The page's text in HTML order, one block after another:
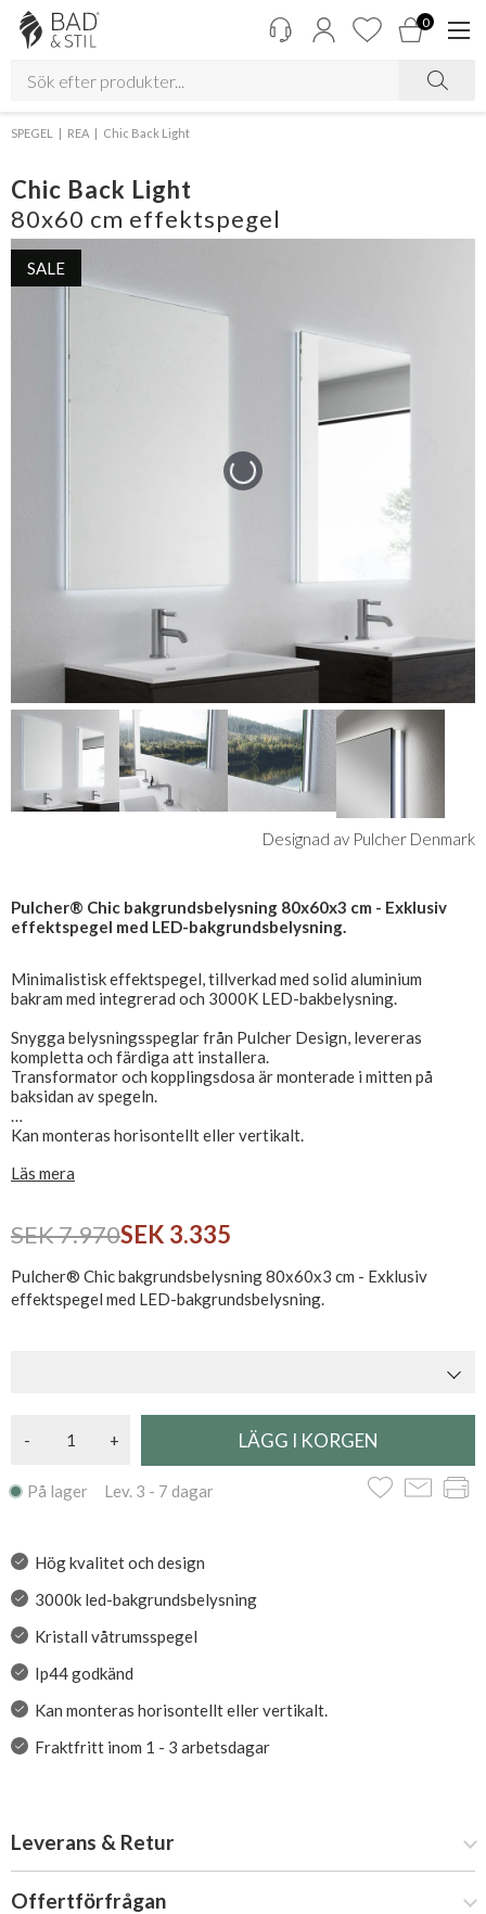
0
SPEGEL REA Chic Back Light
Chic Back Light
80x60 cm effektspegel
SALE
Designad av Pulcher Denmark
Pulcher® Chic bakgrundsbelysning 80x60x3 cm - Exklusiv
effektspegel med LED-bakgrundsbelysning.
Minimalistisk effektspegel, tillverkad med solid aluminium
bakram med integrerad och 3000K LED-bakbelysning.
Snygga belysningsspeglar från Pulcher Design, levereras
kompletta och färdiga att installera.
Transformator och kopplingsdosa är monterade i mitten på
baksidan av spegeln.
Kan monteras horisontellt eller vertikalt.
Läs mera
SEK 7.970SEK 3.335
Pulcher® Chic bakgrundsbelysning 80x60x3 cm - Exklusiv
effektspegel med LED-bakgrundsbelysning.
- +
På lager Lev. 3 - 7 dagar
Hög kvalitet och design
3000k led-bakgrundsbelysning
Kristall våtrumsspegel
Ip44 godkänd
Kan monteras horisontellt eller vertikalt.
Fraktfritt inom 1 - 3 arbetsdagar
Leverans & Retur
Offertförfrågan